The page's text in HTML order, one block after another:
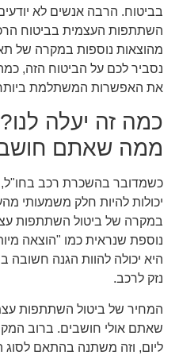
בביטוח. הרבה אנשים לא
השתתפות העצמית בביטוח
מהוצאות נוספות במקרה של
נסביר לכם על הביטוח הזה,
את האפשרות המשתלמת
כמה זה יעלה
ממה שאתם
כשמדובר בהשכרת רכב
יכולות להיות חלק משמעותי
במקרה של ביטול השתתפות
נוספת שנראית כמו "הוצאה
היא יכולה להוות הגנה חשובה
נזק לרכב.
המחיר של ביטול השתתפות
ליום, וזה משתנה בהתאם